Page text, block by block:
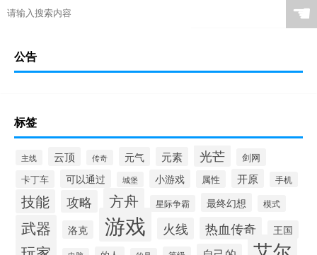
☚
公告
标签
主线 云顶 传奇 元气 元素 光芒
剑网
卡丁车
可以通过 城堡 小游戏 属性 开原 手机
技能 攻略 方舟 星际争霸 最终幻想 模式
武器 洛克 游戏 火线 热血传奇 王国